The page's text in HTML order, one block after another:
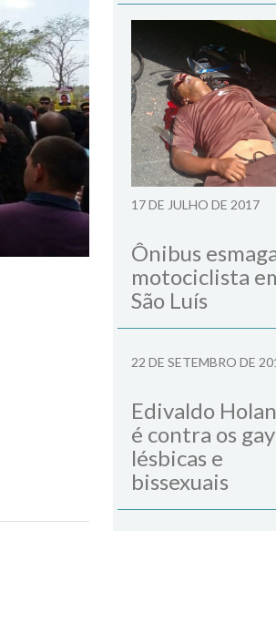
17 DE JULHO DE 2017
Ônibus
motociclista
São Luís
22 DE SETEMBRO DE
Edivaldo
é contra os
lésbicas e
bissexuais